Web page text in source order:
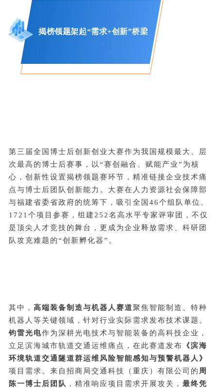
揭榜领题架起“需求+创新”桥梁
第三届全国博士后创新创业大赛作为我国规模最大、层
次最高的博士后赛事，以“赛创融合、赋能产业”为核
心，创新性设置揭榜领题赛环节，精准链接企业技术痛
点与博士后团队创新能力。大赛在人力资源社会保障部
与福建省委省政府的统筹下，吸引全国46个组队单位、
1721个项目参赛，组建252名高水平专家评审团，不仅
是顶尖人才竞技的舞台，更成为企业释放需求、科研团
队攻克难题的“创新孵化器”。
其中， 高端装备制造与机器人赛道聚焦智能制造、特种
机器人等关键领域，针对行业实际需求发布技术课题。
钧雷光电作为深耕光电技术与智能装备的高科技企业，
立足滨海城市轨道交通运维痛点，在此赛道发布
《滨海
环境轨道交通隧道群运维风险智能感知与预警机器人》
项目需求。来自招商局交通科技（重庆）有限公司的 周
陈一博士后团队 ，精准响应项目需求开展攻关， 最终凭